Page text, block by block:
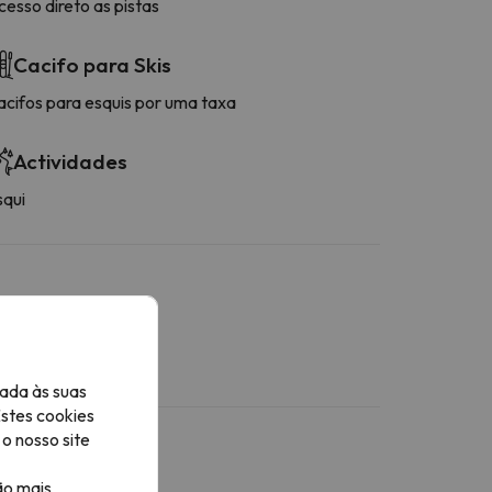
direto as pistas
Cacifo para Skis
para esquis por uma taxa
Actividades
às suas
cookies
nosso site
mais